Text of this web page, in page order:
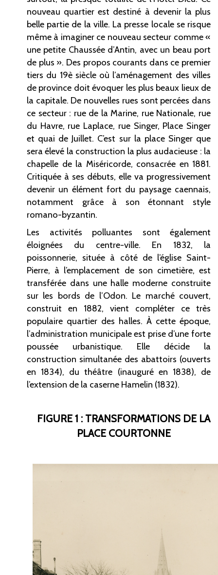
nouveau quartier est destiné à devenir la plus
belle partie de la ville. La presse locale se risque
même à imaginer ce nouveau secteur comme «
une petite Chaussée d’Antin, avec un beau port
de plus ». Des propos courants dans ce premier
tiers du 19è siècle où l’aménagement des villes
de province doit évoquer les plus beaux lieux de
la capitale. De nouvelles rues sont percées dans
ce secteur : rue de la Marine, rue Nationale, rue
du Havre, rue Laplace, rue Singer, Place Singer
et quai de Juillet. C’est sur la place Singer que
sera élevé la construction la plus audacieuse : la
chapelle de la Miséricorde, consacrée en 1881.
Critiquée à ses débuts, elle va progressivement
devenir un élément fort du paysage caennais,
notamment grâce à son étonnant style
romano-byzantin.
Les activités polluantes sont également
éloignées du centre-ville. En 1832, la
poissonnerie, située à côté de l’église Saint-
Pierre, à l’emplacement de son cimetière, est
transférée dans une halle moderne construite
sur les bords de l’Odon. Le marché couvert,
construit en 1882, vient compléter ce très
populaire quartier des halles. À cette époque,
l’administration municipale est prise d’une forte
poussée urbanistique. Elle décide la
construction simultanée des abattoirs (ouverts
en 1834), du théâtre (inauguré en 1838), de
l’extension de la caserne Hamelin (1832).
FIGURE 1 : TRANSFORMATIONS DE LA
PLACE COURTONNE